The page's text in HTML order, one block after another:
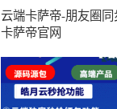
云端卡萨帝-朋友圈
卡萨帝官网